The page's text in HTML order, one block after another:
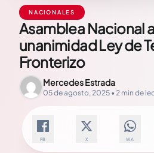
NACIONALES
Asamblea Nacional
unanimidad Ley de
Fronterizo
Mercedes Estrada
05 de agosto, 2025 • 2 min de
FB X WA